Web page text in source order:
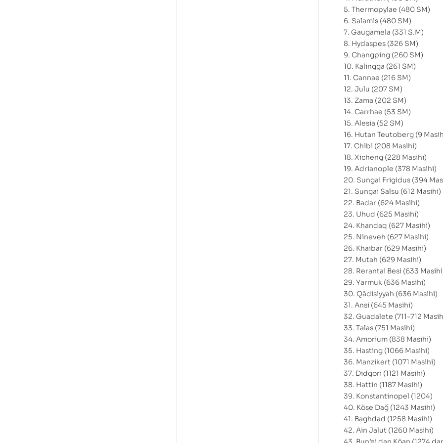
5. Thermopylae (480 SM)
6. Salamis (480 SM)
7. Gaugamela (331 S.M)
8. Hydaspes (326 SM)
9. Changping (260 SM)
10. Kalingga (261 SM)
11. Cannae (216 SM)
12. Julu (207 SM)
13. Zama (202 SM)
14. Carrhae (53 SM)
15. Alesia (52 SM)
16. Hutan Teutoberg (9
17. Chibi (208 Masihi)
18. Xicheng (228 Masihi)
19. Adrianople (378 Masihi)
20. Sungai Frigidus (394
21. Sungai Salsu (612 Masihi)
22. Badar (624 Masihi)
23. Uhud (625 Masihi)
24. Khandaq (627 Masihi)
25. Nineveh (627 Masihi)
26. Khaibar (629 Masihi)
27. Mutah (629 Masihi)
28. Rerantai Besi (633
29. Yarmuk (636 Masihi)
30. Qādisiyyah (636 Masihi)
31. Ansi (645 Masihi)
32. Guadalete (711-712
33. Talas (751 Masihi)
34. Amorium (838 Masihi)
35. Hasting (1066 Masihi)
36. Manzikert (1071 Masihi)
37. Didgori (1121 Masihi)
38. Hattin (1187 Masihi)
39. Konstantinopel (1204)
40. Köse Dağ (1243 Masihi)
41. Baghdad (1258 Masihi)
42. Ain Jalut (1260 Masihi)